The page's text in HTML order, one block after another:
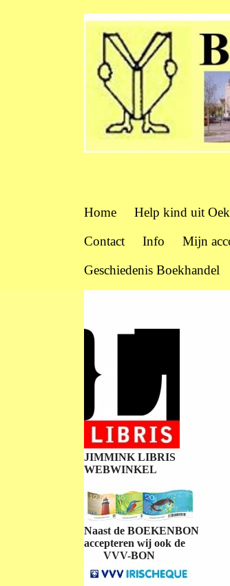
Home Help kind uit
Contact
Info Mijn
Geschiedenis Boekhandel
JIMMINK LIBRIS
WEBWINKEL
Naast de BOEKENBON
accepteren wij ook de
VVV-BON